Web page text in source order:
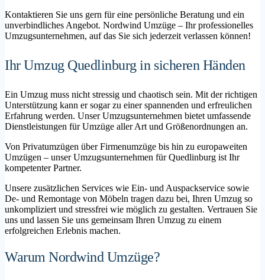
Kontaktieren Sie uns gern für eine persönliche Beratung und ein
unverbindliches Angebot. Nordwind Umzüge – Ihr professionelles
Umzugsunternehmen, auf das Sie sich jederzeit verlassen können!
Ihr Umzug Quedlinburg in sicheren Händen
Ein Umzug muss nicht stressig und chaotisch sein. Mit der richtigen
Unterstützung kann er sogar zu einer spannenden und erfreulichen
Erfahrung werden. Unser Umzugsunternehmen bietet umfassende
Dienstleistungen für Umzüge aller Art und Größenordnungen an.
Von Privatumzügen über Firmenumzüge bis hin zu europaweiten
Umzügen – unser Umzugsunternehmen für Quedlinburg ist Ihr
kompetenter Partner.
Unsere zusätzlichen Services wie Ein- und Auspackservice sowie
De- und Remontage von Möbeln tragen dazu bei, Ihren Umzug so
unkompliziert und stressfrei wie möglich zu gestalten. Vertrauen Sie
uns und lassen Sie uns gemeinsam Ihren Umzug zu einem
erfolgreichen Erlebnis machen.
Warum Nordwind Umzüge?